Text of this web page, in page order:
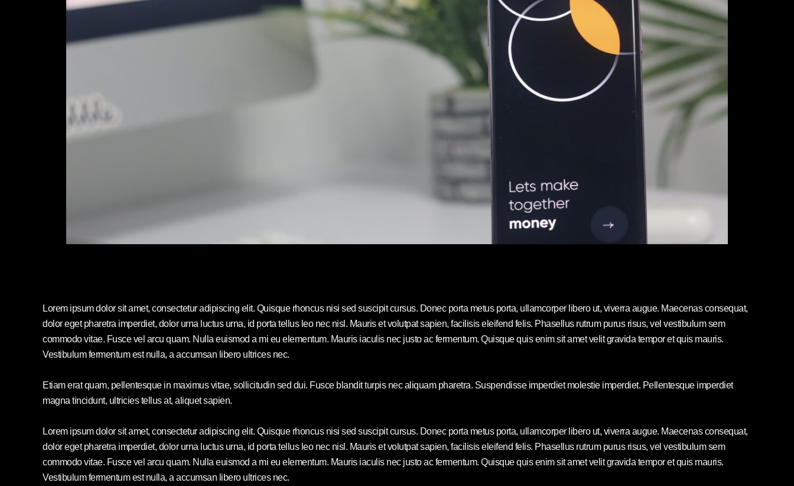
Lorem ipsum dolor sit amet, consectetur adipiscing elit. Quisque rhoncus nisi sed suscipit cursus. Donec porta metus porta, ullamcorper libero ut, viverra augue. Maecenas consequat,
dolor eget pharetra imperdiet, dolor urna luctus urna, id porta tellus leo nec nisl. Mauris et volutpat sapien, facilisis eleifend felis. Phasellus rutrum purus risus, vel vestibulum sem
commodo vitae. Fusce vel arcu quam. Nulla euismod a mi eu elementum. Mauris iaculis nec justo ac fermentum. Quisque quis enim sit amet velit gravida tempor et quis mauris.
Vestibulum fermentum est nulla, a accumsan libero ultrices nec.
Etiam erat quam, pellentesque in maximus vitae, sollicitudin sed dui. Fusce blandit turpis nec aliquam pharetra. Suspendisse imperdiet molestie imperdiet. Pellentesque imperdiet
magna tincidunt, ultricies tellus at, aliquet sapien.
Lorem ipsum dolor sit amet, consectetur adipiscing elit. Quisque rhoncus nisi sed suscipit cursus. Donec porta metus porta, ullamcorper libero ut, viverra augue. Maecenas consequat,
dolor eget pharetra imperdiet, dolor urna luctus urna, id porta tellus leo nec nisl. Mauris et volutpat sapien, facilisis eleifend felis. Phasellus rutrum purus risus, vel vestibulum sem
commodo vitae. Fusce vel arcu quam. Nulla euismod a mi eu elementum. Mauris iaculis nec justo ac fermentum. Quisque quis enim sit amet velit gravida tempor et quis mauris.
Vestibulum fermentum est nulla, a accumsan libero ultrices nec.